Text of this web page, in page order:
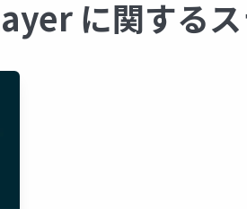
に関する